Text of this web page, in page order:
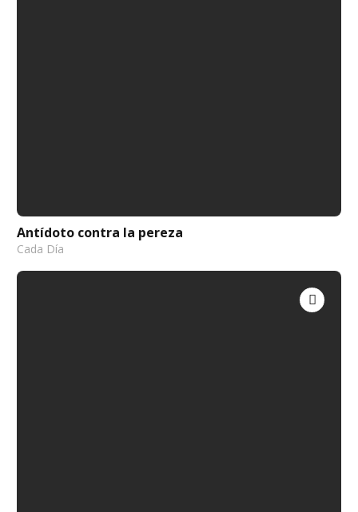
Antídoto contra la pereza
Cada Día